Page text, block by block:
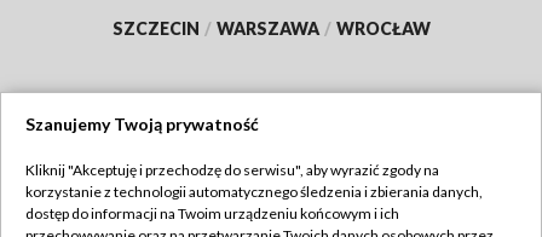
SZCZECIN / WARSZAWA / WROCŁAW
TVP
Szanujemy Twoją prywatność
Kliknij "Akceptuję i przechodzę do serwisu", aby wyrazić zgody na
korzystanie z technologii automatycznego śledzenia i zbierania danych,
dostęp do informacji na Twoim urządzeniu końcowym i ich